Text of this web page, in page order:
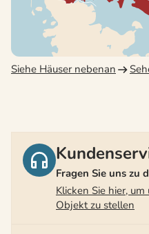
Siehe Häuser nebenan
Fragen Sie uns zu
Klicken Sie hier,
Objekt zu stellen